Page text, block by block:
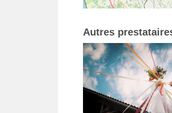
Autres